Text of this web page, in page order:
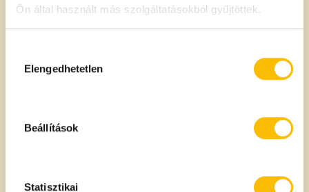
Ön által használt más szolgáltatásokból gyűjtöttek.
kiválasztása
Elengedhetetlen
Beállítások
Statisztikai
Bolívia
Tápanyagtartalom 100g termékben
2743 kJ